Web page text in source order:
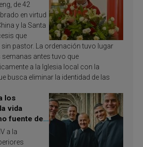
de 42
en virtud
y la Santa
que
sin pastor. La ordenación tuvo lugar
semanas antes tuvo que
a la Iglesia local con la
busca eliminar la identidad de las
los
vida
fuente de
a la